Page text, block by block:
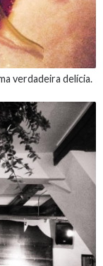
verdadeira delícia.